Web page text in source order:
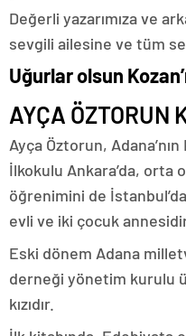
Değerli yazarımıza ve
sevgili ailesine ve tüm
Uğurlar olsun
AYÇA ÖZTORUN
Ayça Öztorun,
İlkokulu Ankara’da, orta
öğrenimini de
evli ve iki çocuk
Eski dönem Adana
derneği yönetim kurulu
kızıdır.